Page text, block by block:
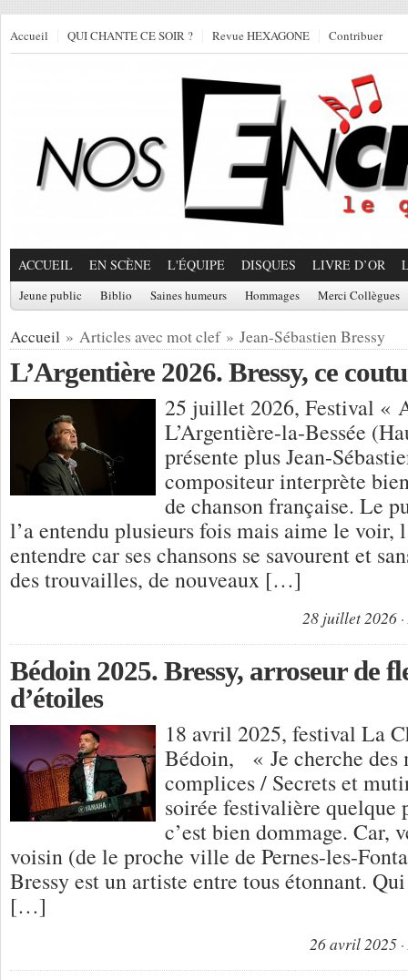
Accueil QUI CHANTE CE SOIR ? Revue HEXAGONE Contribuer
ACCUEIL EN SCÈNE L'ÉQUIPE DISQUES LIVRE D’OR
Jeune public Biblio Saines humeurs Hommages Merci Collègues
Accueil » Articles avec mot clef » Jean-Sébastien Bressy
L’Argentière 2026. Bressy, ce
25 juillet 2026, Festival «
L’Argentière-la-Bessée
présente plus Jean-
compositeur interprète
de chanson française. Le
l’a entendu plusieurs fois mais aime le voir,
entendre car ses chansons se savourent et
des trouvailles, de nouveaux […]
28 juillet 2026
Bédoin 2025. Bressy, arroseur de
d’étoiles
18 avril 2025, festival La
Bédoin, « Je cherche des
complices / Secrets et
soirée festivalière quelque
c’est bien dommage. Car,
voisin (de le proche ville de Pernes-les-
Bressy est un artiste entre tous étonnant.
[…]
26 avril 2025